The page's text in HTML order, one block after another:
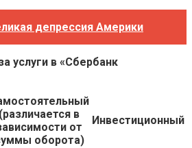
депрессия Америки
услуги в «Сбербанк
(различается в
от
оборота)
Инвестиционный